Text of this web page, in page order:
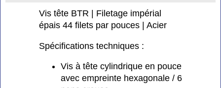
Vis tête BTR | Filetage impérial
épais 44 filets par pouces | Acier
Spécifications techniques :
Vis à tête cylindrique en pouce
avec empreinte hexagonale / 6